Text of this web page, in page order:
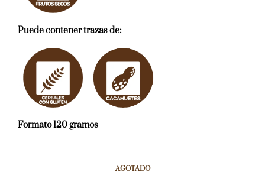
Puede contener trazas de:
Formato 120 gramos
AGOTADO